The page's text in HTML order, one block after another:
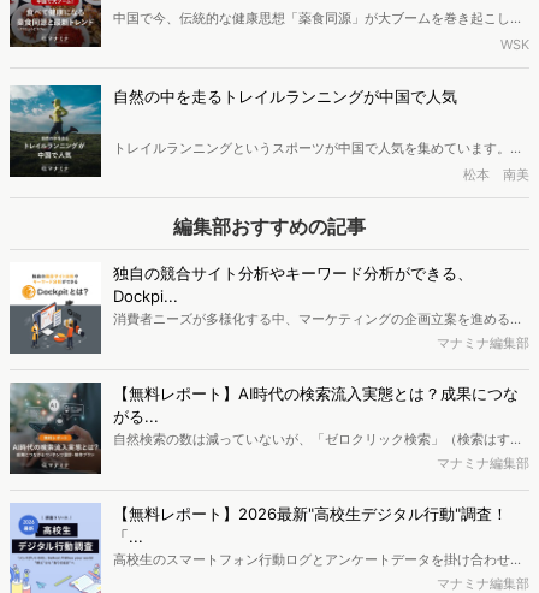
中国で今、伝統的な健康思想「薬食同源」が大ブームを巻き起こして
います。急速な高齢化を背景に健康寿命を延ばしたいシニア世代だけ
でなく、日々の疲れやストレスを抱える若者たちの間でも、タイパ抜
群の手軽な養生スタイルとして急速に浸透中。2024年には主要ECだ
けで1兆円を超える巨大市場へと成長しました。本記事では、老舗の若
を解説します。
WSK
自然の中を走るトレイルランニングが中国で人気
トレイルランニングというスポーツが中国で人気を集めています。
「トレイル」とは「未舗装路」を意味し、山道など自然の中を走るス
ポーツです。特に30代から40代の人々の間で人気を集めるこのスポ
ーツについて、ブームとなっている背景を紹介します。
松本 南美
編集部おすすめの記事
独自の競合サイト分析やキーワード分析ができる、
Dockpi...
消費者ニーズが多様化する中、マーケティングの企画立案を進める上
で、競合分析や消費者分析の重要性がより高まっています。Web行動
データを活用し、Web上の消費者行動を起点とした競合サイト分析や
消費者分析が可能です。今回はDockpitならではの利便性の高い機能
や活用方法を解説します。
マナミナ編集部
【無料レポート】AI時代の検索流入実態とは？成果につな
がる...
自然検索の数は減っていないが、「ゼロクリック検索」（検索はする
がページには流入しない）の割合が増加しているのが、AI時代の検索
か、また、要因を理解した上で、成果に確実につながるコンテンツを
制作するにはどうするべきなのでしょうか。本レポートはこのような
疑問をお抱えのSEO・Webマーケティングご担当者様におすすめの内
容となっています。※本レポートは記事のフォームから無料でダウン
マナミナ編集部
【無料レポート】2026最新"高校生デジタル行動"調査！
「...
高校生のスマートフォン行動ログとアンケートデータを掛け合わせ、
最新の若年層（高校生）におけるデジタル行動実態やSNSの利用傾向
マナミナ編集部